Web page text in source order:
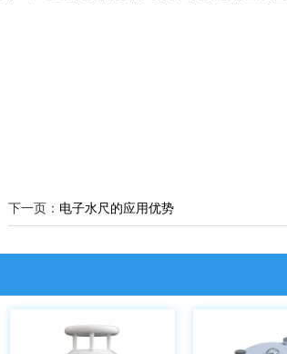
下一页： 电子水尺的应用优势